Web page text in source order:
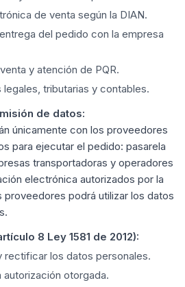
de venta según la DIAN.
del pedido con la empresa
y atención de PQR.
tributarias y contables.
de datos:
únicamente con los proveedores
para ejecutar el pedido: pasarela
transportadoras y operadores
electrónica autorizados por la
proveedores podrá utilizar los datos
8 Ley 1581 de 2012):
rectificar los datos personales.
autorización otorgada.